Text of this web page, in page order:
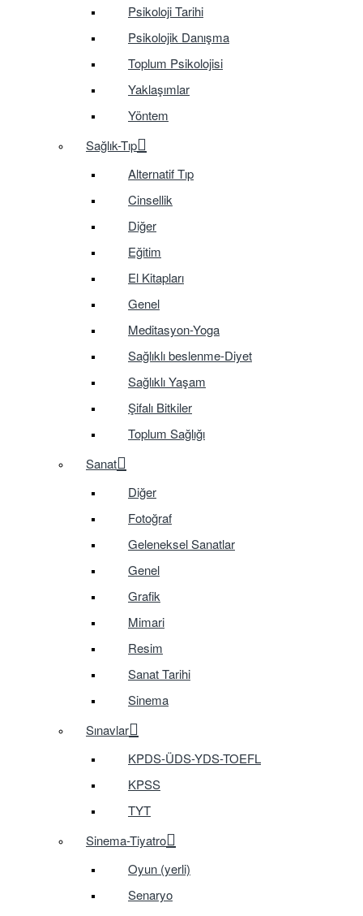
Psikoloji Tarihi
Psikolojik Danışma
Toplum Psikolojisi
Yaklaşımlar
Yöntem
Sağlık-Tıp
Alternatif Tıp
Cinsellik
Diğer
Eğitim
El Kitapları
Genel
Meditasyon-Yoga
Sağlıklı beslenme-Diyet
Sağlıklı Yaşam
Şifalı Bitkiler
Toplum Sağlığı
Sanat
Diğer
Fotoğraf
Geleneksel Sanatlar
Genel
Grafik
Mimari
Resim
Sanat Tarihi
Sinema
Sınavlar
KPDS-ÜDS-YDS-TOEFL
KPSS
TYT
Sinema-Tiyatro
Oyun (yerli)
Senaryo